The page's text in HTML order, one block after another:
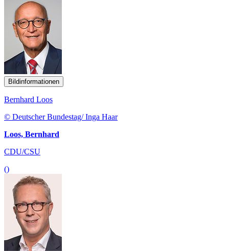
Bildinformationen
Bernhard Loos
© Deutscher Bundestag/ Inga Haar
Loos, Bernhard
CDU/CSU
()